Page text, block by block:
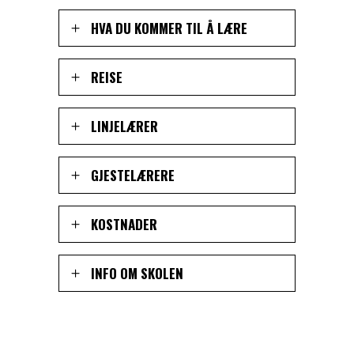
HVA DU KOMMER TIL Å LÆRE
REISE
LINJELÆRER
GJESTELÆRERE
KOSTNADER
INFO OM SKOLEN